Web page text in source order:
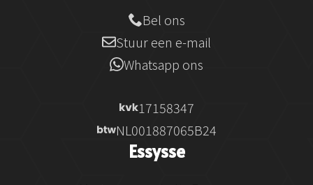
Bel ons
Stuur een e-mail
Whatsapp ons
17158347
NL001887065B24
Essysse